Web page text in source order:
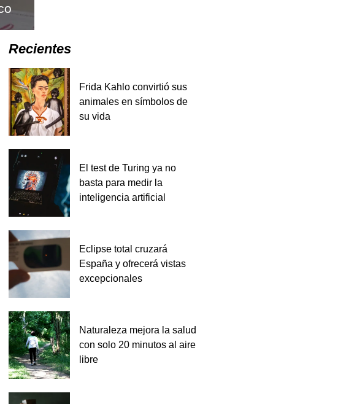
Recientes
Frida Kahlo convirtió sus
animales en símbolos de
su vida
El test de Turing ya no
basta para medir la
inteligencia artificial
Eclipse total cruzará
España y ofrecerá vistas
excepcionales
Naturaleza mejora la salud
con solo 20 minutos al aire
libre